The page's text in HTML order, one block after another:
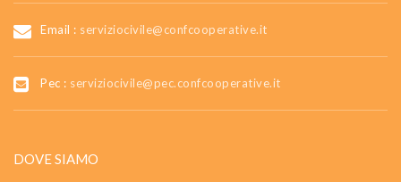
Email : serviziocivile@confcooperative.it
Pec : serviziocivile@pec.confcooperative.it
DOVE SIAMO